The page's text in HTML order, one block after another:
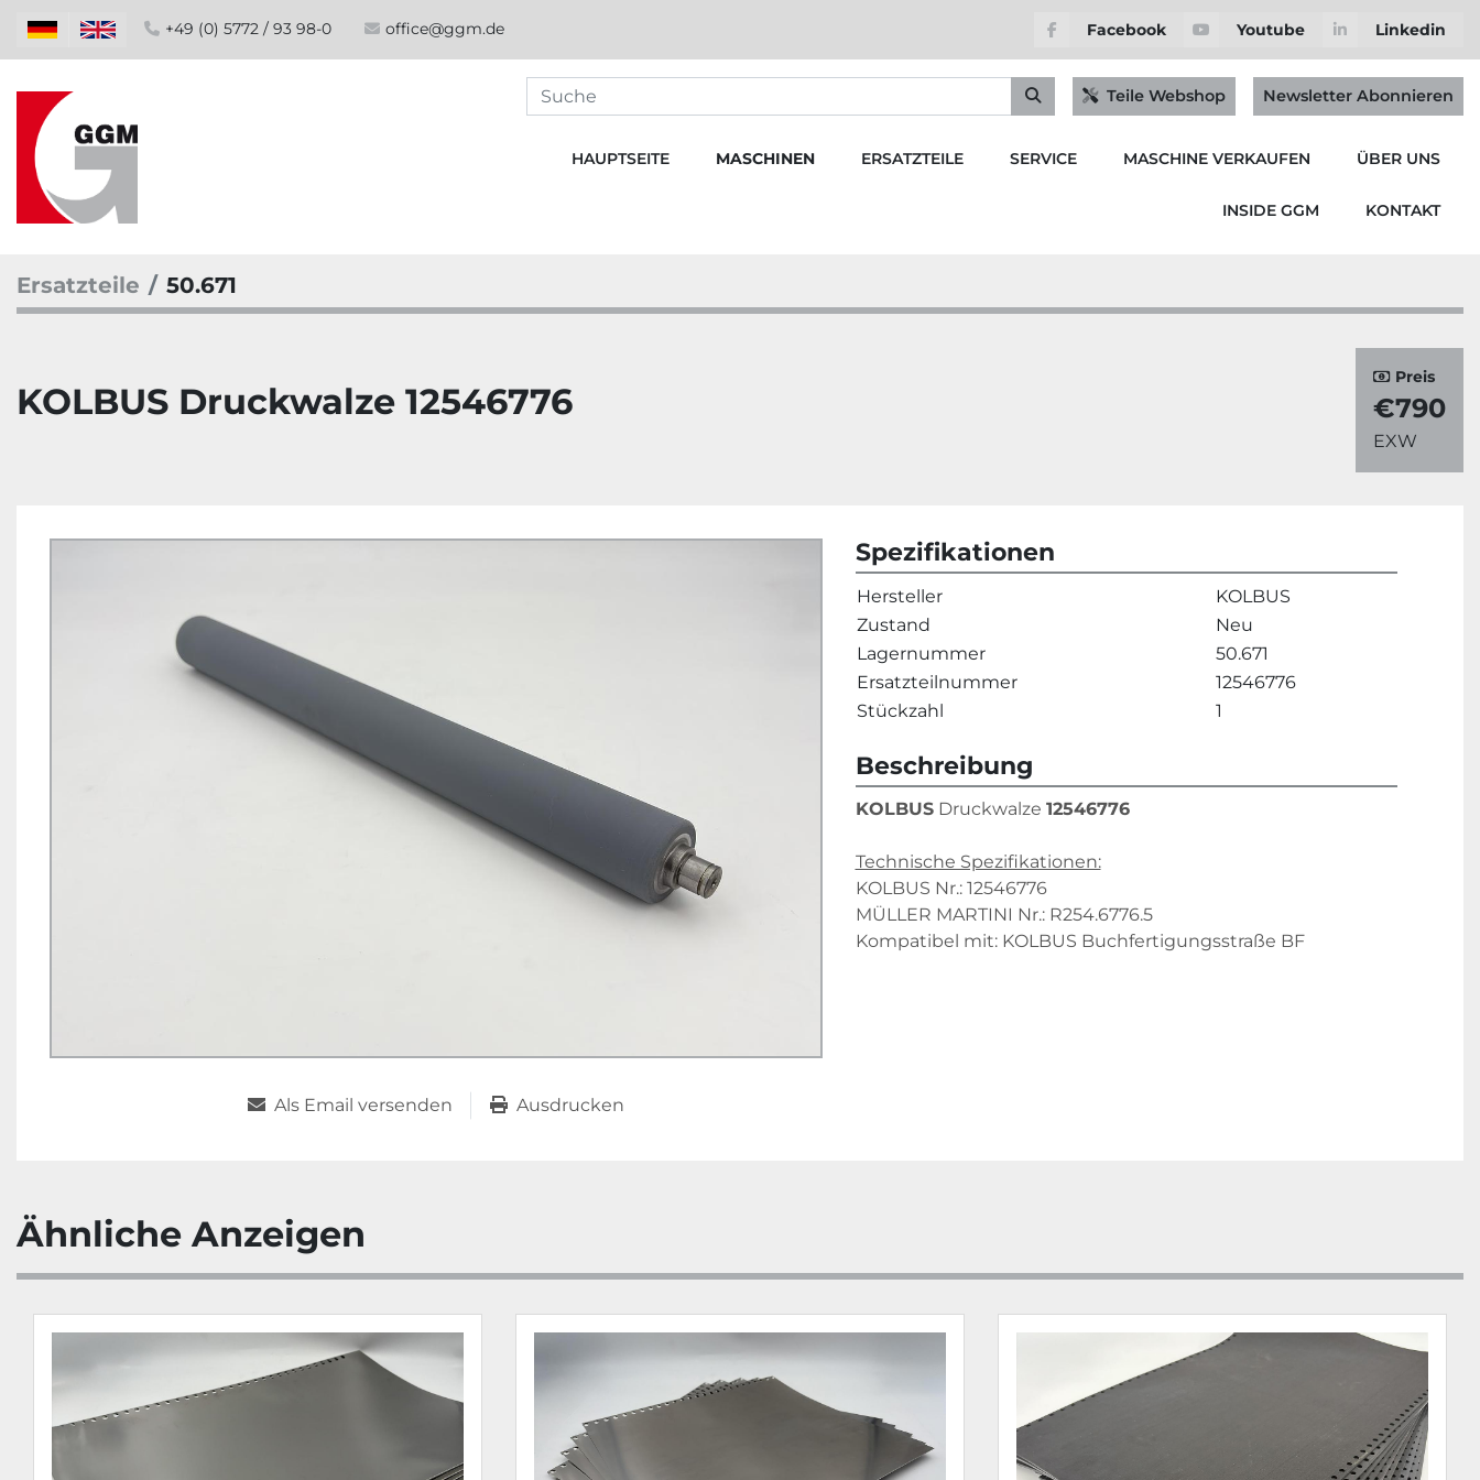
+49 (0) 5772 / 93 98-0 office@ggm.de Facebook Youtube Linkedin
Teile Webshop Newsletter Abonnieren
HAUPTSEITE MASCHINEN ERSATZTEILE SERVICE MASCHINE VERKAUFEN ÜBER UNS
INSIDE GGM KONTAKT
Ersatzteile 50.671
KOLBUS Druckwalze 12546776
Preis
€790
EXW
Als Email versenden Ausdrucken
Spezifikationen
Hersteller
KOLBUS
Zustand
Neu
Lagernummer
50.671
Ersatzteilnummer
12546776
Stückzahl
1
Beschreibung
KOLBUS Druckwalze 12546776
Technische Spezifikationen:
KOLBUS Nr.: 12546776
MÜLLER MARTINI Nr.: R254.6776.5
Kompatibel mit: KOLBUS Buchfertigungsstraße BF
Ähnliche Anzeigen